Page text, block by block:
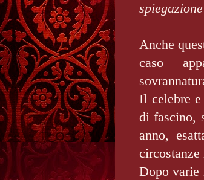
Anche
caso
Il celebre
di fascino,
anno,
circostanze
Dopo varie